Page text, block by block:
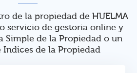
de la propiedad de HUELMA
servicio de gestoria online y
Simple de la Propiedad o un
Indices de la Propiedad